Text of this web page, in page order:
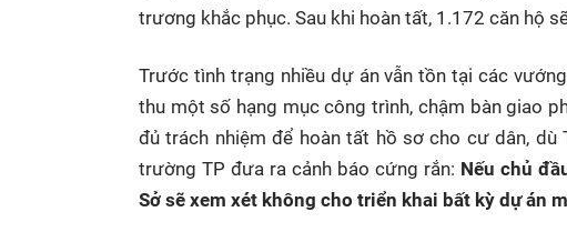
trương khắc phục. Sau khi hoàn tất, 1.172 căn hộ
Trước tình trạng nhiều dự án vẫn tồn tại các
thu một số hạng mục công trình, chậm bàn giao
đủ trách nhiệm để hoàn tất hồ sơ cho cư dân, dù
trường TP đưa ra cảnh báo cứng rắn: Nếu chủ
Sở sẽ xem xét không cho triển khai bất kỳ dự án